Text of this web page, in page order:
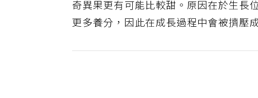
奇異果更有可能比較甜。原因在於生長
更多養分，因此在成長過程中會被擠壓